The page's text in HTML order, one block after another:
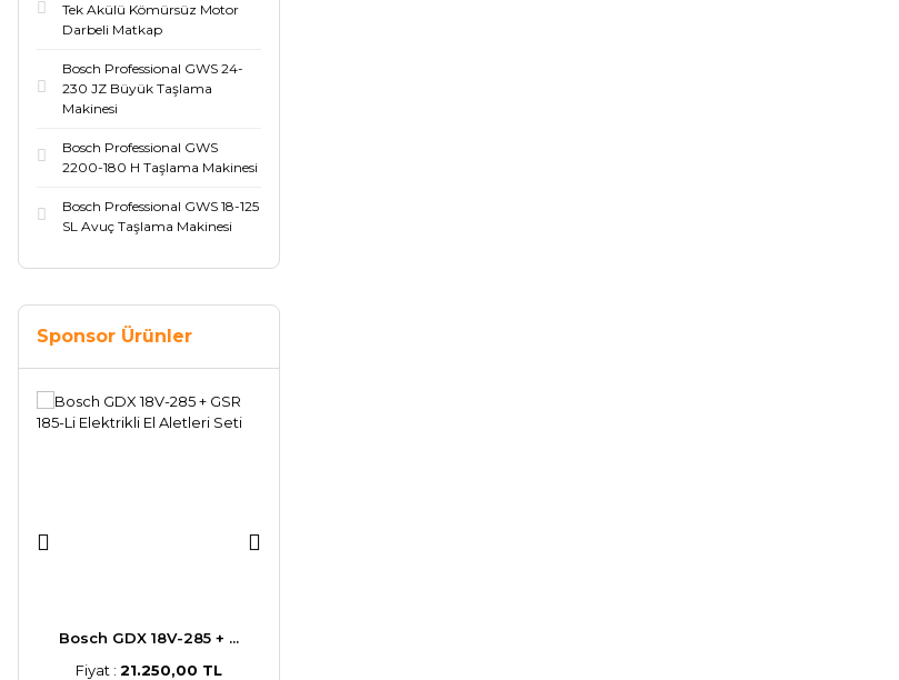
Tek Akülü Kömürsüz Motor
Darbeli Matkap
Bosch Professional GWS 24-
230 JZ Büyük Taşlama
Makinesi
Bosch Professional GWS
2200-180 H Taşlama Makinesi
Bosch Professional GWS 18-125
SL Avuç Taşlama Makinesi
Sponsor Ürünler
Bosch GDX 18V-285 + ...
Fiyat : 21.250,00 TL